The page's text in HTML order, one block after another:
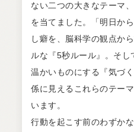
ない二つの大きなテーマ
を当てました。「明日か
し癖を、脳科学の観点か
ルな『5秒ルール』。そ
温かいものにする『気づ
係に見えるこれらのテー
います。
行動を起こす前のわずか